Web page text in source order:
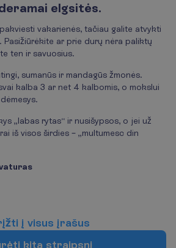
elgsitės.
vakarienės, tačiau galite atvykti
Pasižiūrėkite ar prie durų nėra paliktų
ten ir savuosius.
sumanūs ir mandagūs žmonės.
kalba 3 ar net 4 kalbomis, o mokslui
„labas rytas“ ir nusišypsos, o jei už
iš visos širdies – „multumesc din
įžti į visus įrašus
rėti kitą straipsnį